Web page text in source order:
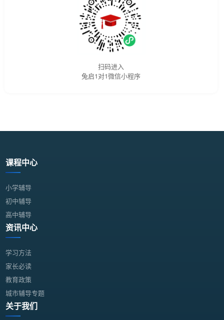
扫码进入
兔启1对1微信小程序
课程中心
小学辅导
初中辅导
高中辅导
资讯中心
学习方法
家长必读
教育政策
城市辅导专题
关于我们